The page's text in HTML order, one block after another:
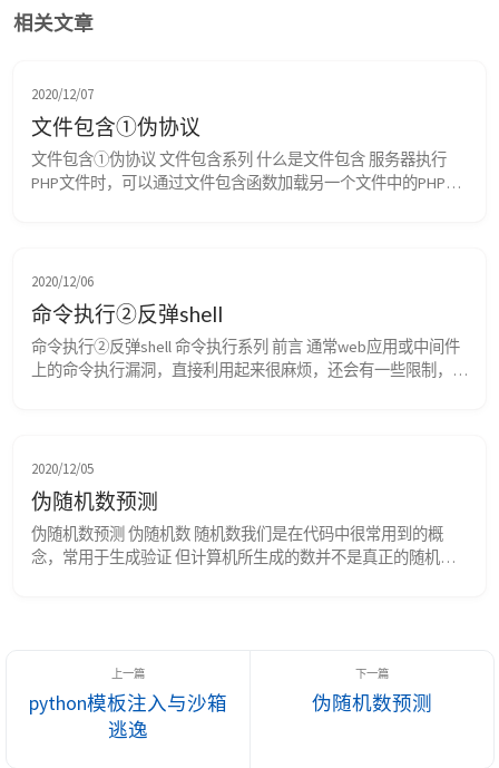
相关文章
2020/12/07
文件包含①伪协议
文件包含①伪协议 文件包含系列 什么是文件包含 服务器执行
PHP文件时，可以通过文件包含函数加载另一个文件中的PHP代
加一张新页面时，仅仅需要修改一下菜单文件 PHP中常用的文件
包含实现函数...
2020/12/06
命令执行②反弹shell
命令执行②反弹shell 命令执行系列 前言 通常web应用或中间件
上的命令执行漏洞，直接利用起来很麻烦，还会有一些限制，或
端口，并将其命令行的输入输出转到控制端。revers...
2020/12/05
伪随机数预测
伪随机数预测 伪随机数 随机数我们是在代码中很常用到的概
念，常用于生成验证 但计算机所生成的数并不是真正的随机
python模板注入与沙箱
逃逸
伪随机数预测